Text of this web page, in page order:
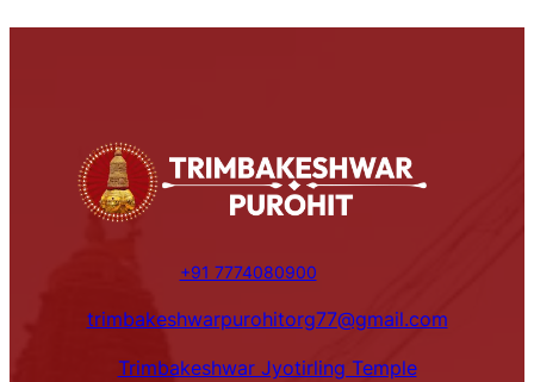
+91 7774080900
trimbakeshwarpurohitorg77@gmail.com
Trimbakeshwar Jyotirling Temple